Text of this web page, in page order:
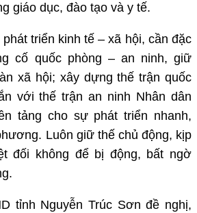
giáo dục, đào tạo và y tế.
triển kinh tế – xã hội, cần đặc
cố quốc phòng – an ninh, giữ
xã hội; xây dựng thế trận quốc
với thế trận an ninh Nhân dân
tảng cho sự phát triển nhanh,
Luôn giữ thế chủ động, kịp
đối không để bị động, bất ngờ
tỉnh Nguyễn Trúc Sơn đề nghị,